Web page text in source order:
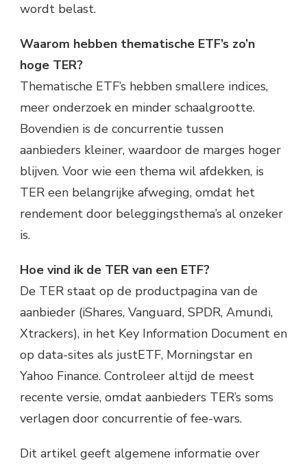
wordt belast.
Waarom hebben thematische ETF’s zo’n
hoge TER?
Thematische ETF’s hebben smallere indices,
meer onderzoek en minder schaalgrootte.
Bovendien is de concurrentie tussen
aanbieders kleiner, waardoor de marges hoger
blijven. Voor wie een thema wil afdekken, is
TER een belangrijke afweging, omdat het
rendement door beleggingsthema’s al onzeker
is.
Hoe vind ik de TER van een ETF?
De TER staat op de productpagina van de
aanbieder (iShares, Vanguard, SPDR, Amundi,
Xtrackers), in het Key Information Document en
op data-sites als justETF, Morningstar en
Yahoo Finance. Controleer altijd de meest
recente versie, omdat aanbieders TER’s soms
verlagen door concurrentie of fee-wars.
Dit artikel geeft algemene informatie over